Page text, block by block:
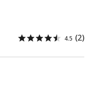
4.5 (2)